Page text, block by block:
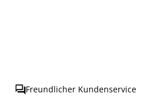
Freundlicher Kundenservice